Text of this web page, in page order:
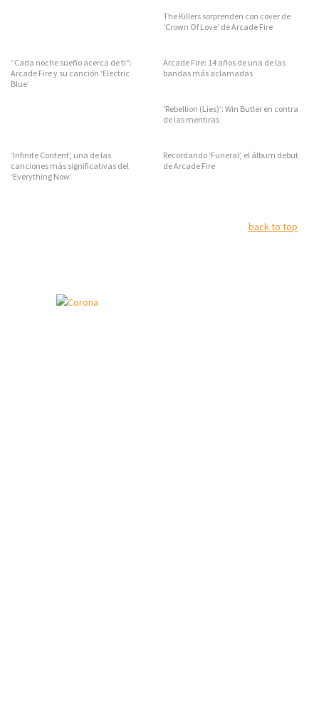
The Killers sorprenden con cover de
‘Crown Of Love’ de Arcade Fire
“Cada noche sueño acerca de ti”:
Arcade Fire y su canción ‘Electric
Blue’
Arcade Fire: 14 años de una de las
bandas más aclamadas
'Rebellion (Lies)’: Win Butler en contra
de las mentiras
‘Infinite Content’, una de las
canciones más significativas del
‘Everything Now’
Recordando ‘Funeral’, el álbum debut
de Arcade Fire
back to top